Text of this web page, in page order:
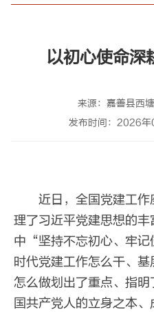
以初心使命深
来源：嘉善县西
发布时间：2026
近日，全国党建工
理了习近平党建思想的
中“坚持不忘初心、牢
时代党建工作怎么干、
怎么做划出了重点、指
国共产党人的立身之本